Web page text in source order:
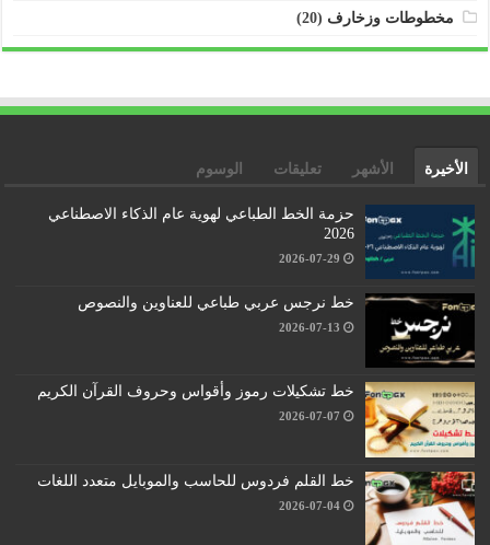
مخطوطات وزخارف (20)
الأخيرة الأشهر تعليقات الوسوم
حزمة الخط الطباعي لهوية عام الذكاء الاصطناعي
2026
2026-07-29
خط نرجس عربي طباعي للعناوين والنصوص
2026-07-13
خط تشكيلات رموز وأقواس وحروف القرآن الكريم
2026-07-07
خط القلم فردوس للحاسب والموبايل متعدد اللغات
2026-07-04